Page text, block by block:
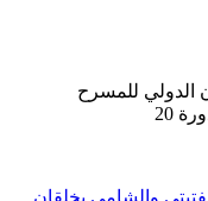
الدولي للمسرح
20